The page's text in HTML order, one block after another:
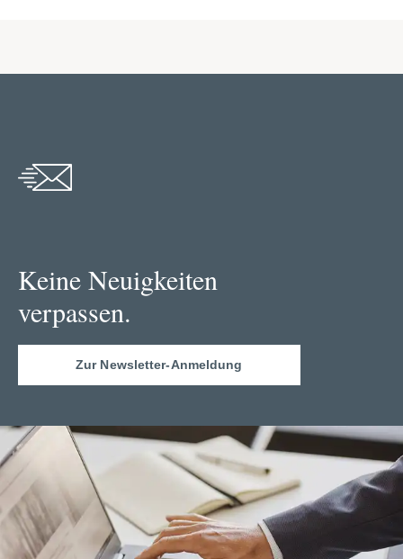
Keine Neuigkeiten
verpassen.
Zur Newsletter-Anmeldung